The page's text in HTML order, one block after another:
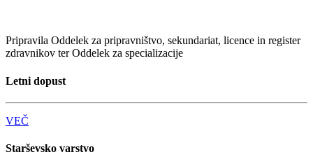
Pripravila Oddelek za pripravništvo, sekundariat, licence in register
zdravnikov ter Oddelek za specializacije
Letni dopust
VEČ
Starševsko varstvo